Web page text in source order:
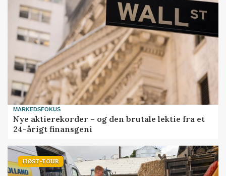
MARKEDSFOKUS
Nye aktierekorder – og den brutale lektie fra et
24-årigt finansgeni
HØST-TOUR